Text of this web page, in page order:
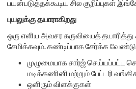
பயன்படுத்தக்கூடிய சில குறிப்புகள்
புயலுக்கு தயாராகிறது
ஒரு எளிய அவசர கருவியைத்
சேமிக்கவும். கண்டிப்பாக சேர்க்க
முழுமையாக சார்ஜ் செய்யப்பட்ட
மடிக்கணினி மற்றும் பேட்டரி
ஒளிரும் விளக்குகள்